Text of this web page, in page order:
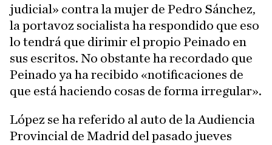
judicial» contra la mujer de Pedro Sánchez,
la portavoz socialista ha respondido que eso
lo tendrá que dirimir el propio Peinado en
sus escritos. No obstante ha recordado que
Peinado ya ha recibido «notificaciones de
que está haciendo cosas de forma irregular».
López se ha referido al auto de la Audiencia
Provincial de Madrid del pasado jueves